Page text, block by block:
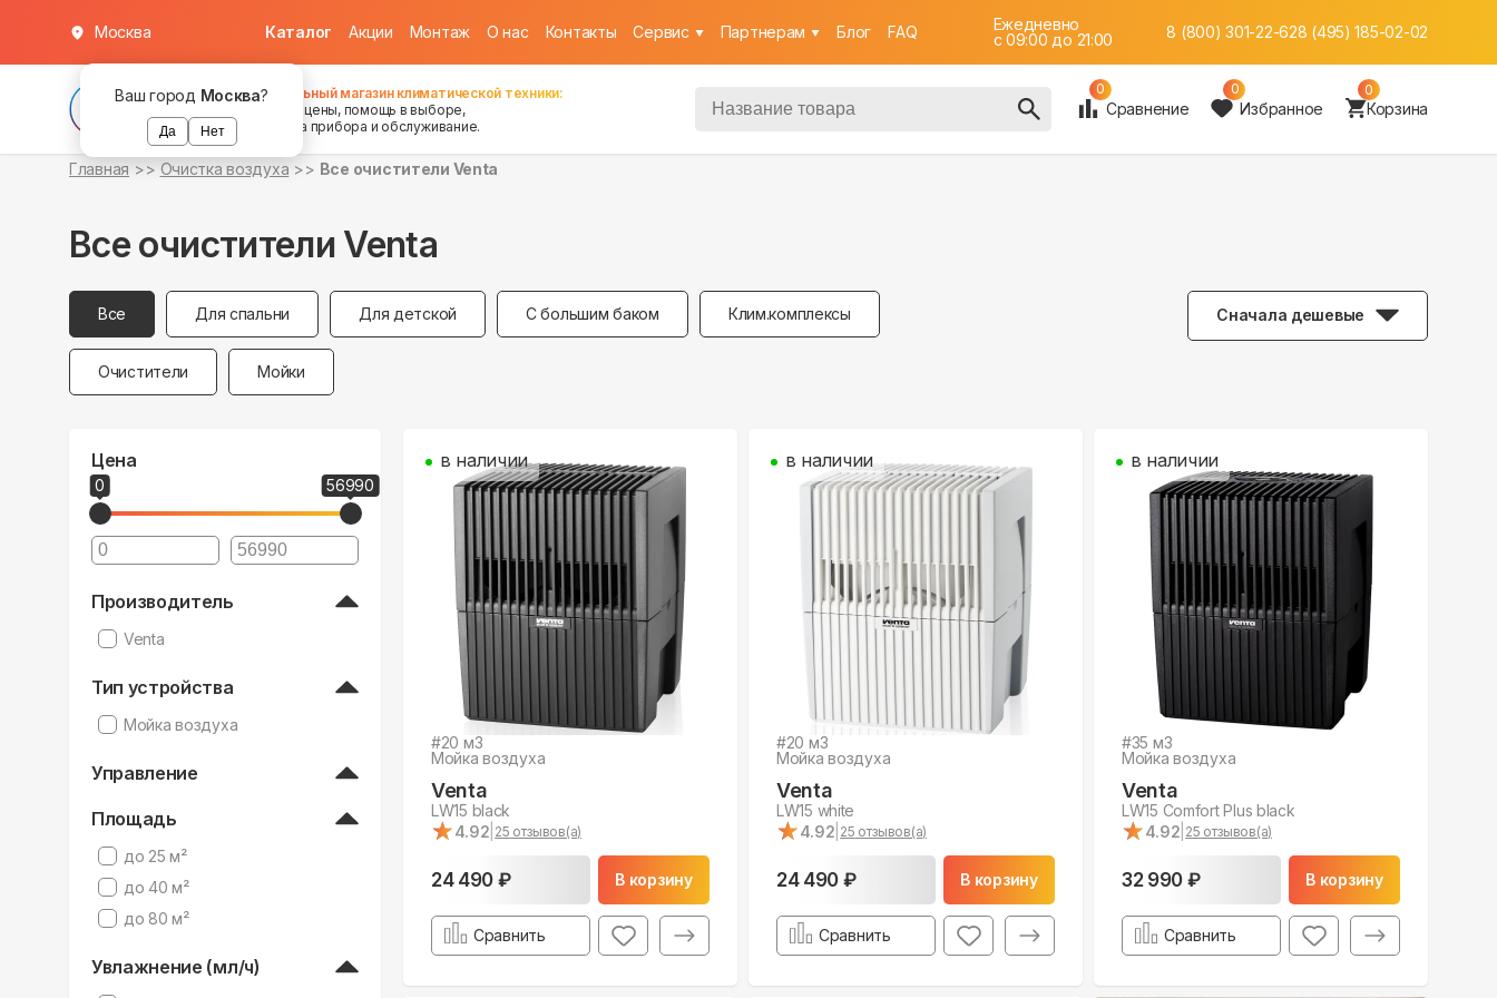
Ваш город Москва?
Да Нет
Москва Каталог Акции Монтаж О нас Контакты Cервис Партнерам Блог FAQ
Ежедневно
c 09:00 до 21:00
8 (800) 301-22-628 (495) 185-02-02
Федеральный магазин климатической техники:
хорошие цены, помощь в выборе,
установка прибора и обслуживание.
0
Сравнение
0
Избранное
0
Корзина
Главная Очистка воздуха Все очистители Venta
Все очистители Venta
Все Для спальни Для детской С большим баком Клим.комплексы
Очистители Мойки
Сначала дешевые
Цена
0 56990
Производитель
Venta
Тип устройства
Мойка воздуха
Управление
Площадь
до 25 м²
до 40 м²
до 80 м²
Увлажнение (мл/ч)
#20 м3
Мойка воздуха
Venta
LW15 black
★
★4.92 25 отзывов(а)
24 490 ₽ В корзину
в наличии
Сравнить
#20 м3
Мойка воздуха
Venta
LW15 white
★
★4.92 25 отзывов(а)
24 490 ₽ В корзину
в наличии
Сравнить
#35 м3
Мойка воздуха
Venta
LW15 Comfort Plus black
★
★4.92 25 отзывов(а)
32 990 ₽ В корзину
в наличии
Сравнить